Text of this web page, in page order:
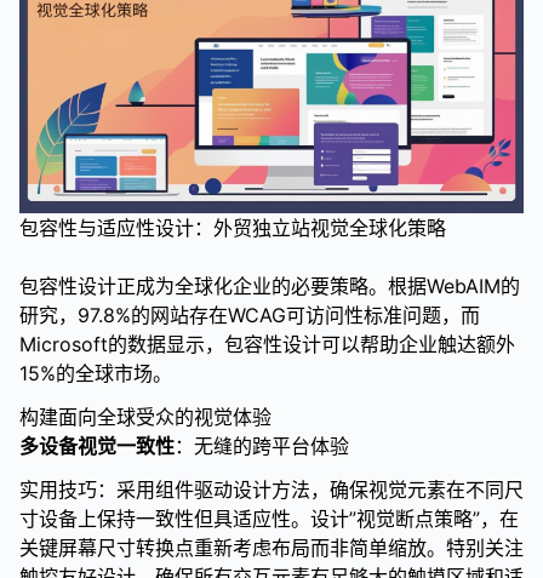
包容性与适应性设计：外贸独立站视觉全球化策略
包容性设计正成为全球化企业的必要策略。根据WebAIM的
研究，97.8%的网站存在WCAG可访问性标准问题，而
Microsoft的数据显示，包容性设计可以帮助企业触达额外
15%的全球市场。
构建面向全球受众的视觉体验
多设备视觉一致性：无缝的跨平台体验
实用技巧：采用组件驱动设计方法，确保视觉元素在不同尺
寸设备上保持一致性但具适应性。设计”视觉断点策略”，在
关键屏幕尺寸转换点重新考虑布局而非简单缩放。特别关注